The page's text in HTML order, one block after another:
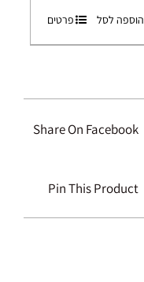
הוספה לסל
פרטים
Share On Facebook
Pin This Product